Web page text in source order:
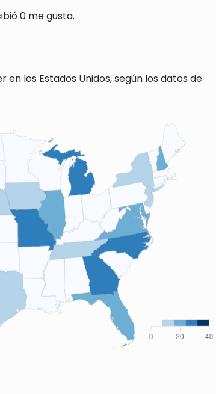
0 me gusta.
los Estados Unidos, según los datos de